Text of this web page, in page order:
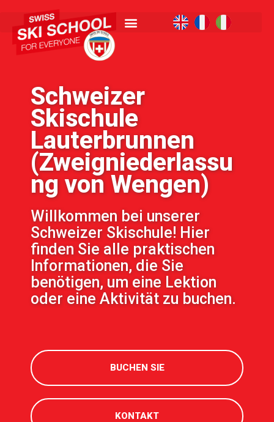
Schweizer
Skischule
Lauterbrunnen
(Zweigniederlassu
ng von Wengen)
Willkommen bei unserer
Schweizer Skischule! Hier
finden Sie alle praktischen
Informationen, die Sie
benötigen, um eine Lektion
oder eine Aktivität zu buchen.
BUCHEN SIE
KONTAKT